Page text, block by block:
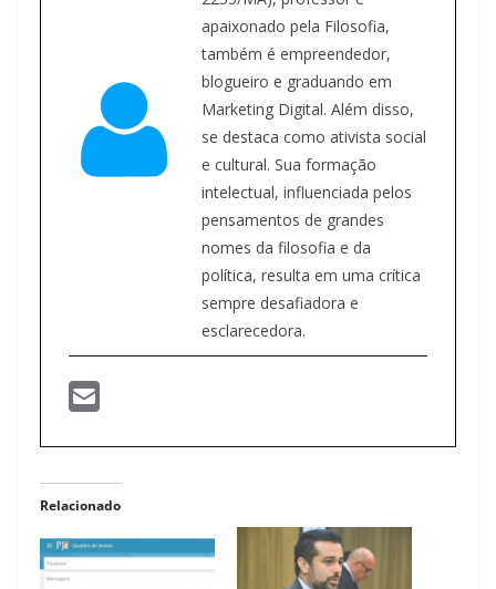
apaixonado pela Filosofia,
também é empreendedor,
blogueiro e graduando em
Marketing Digital. Além disso,
se destaca como ativista social
e cultural. Sua formação
intelectual, influenciada pelos
pensamentos de grandes
nomes da filosofia e da
política, resulta em uma crítica
sempre desafiadora e
esclarecedora.
Relacionado